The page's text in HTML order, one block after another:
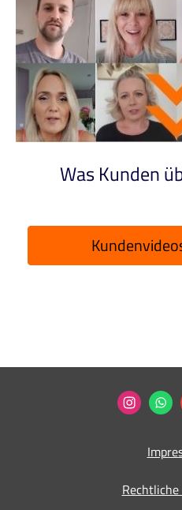
Was Kunden